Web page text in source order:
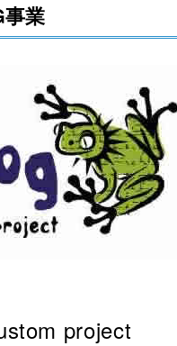
業
project